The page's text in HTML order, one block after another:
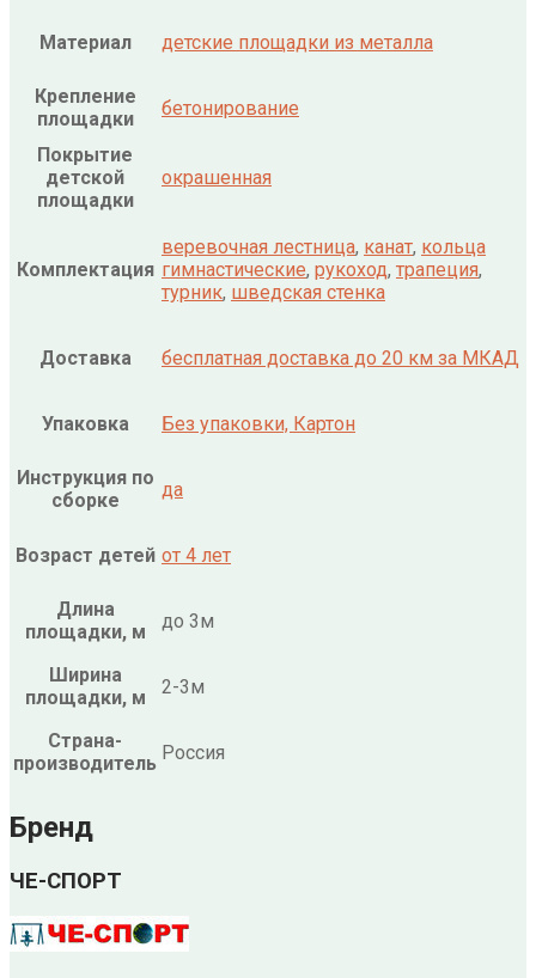
Материал детские площадки из металла
Крепление
площадки
бетонирование
Покрытие
детской
площадки
окрашенная
Комплектация
веревочная лестница, канат, кольца
гимнастические, рукоход, трапеция,
турник, шведская стенка
Доставка бесплатная доставка до 20 км за МКАД
Упаковка Без упаковки, Картон
Инструкция по
сборке
да
Возраст детей от 4 лет
Длина
площадки, м
до 3м
Ширина
площадки, м
2-3м
Страна-
производитель Россия
Бренд
ЧЕ-СПОРТ